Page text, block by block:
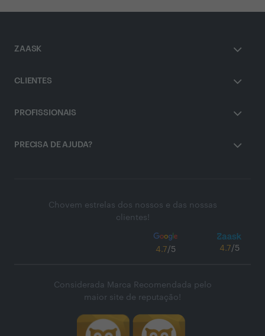
ZAASK
CLIENTES
PROFISSIONAIS
PRECISA DE AJUDA?
Chovem estrelas dos nossos e das nossas
clientes!
4.7/5 4.7/5
Considerada Marca Recomendada pelo
maior site de reputação!